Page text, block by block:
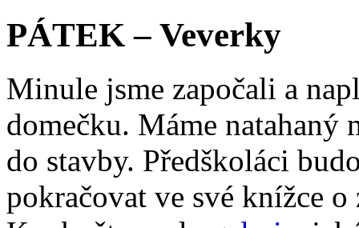
PÁTEK – Veverky
Minule jsme započali a
domečku. Máme natahaný
do stavby. Předškoláci
pokračovat ve své knížce o